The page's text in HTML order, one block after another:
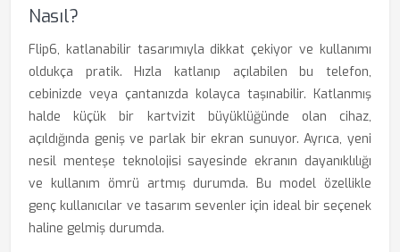
Nasıl?
Flip6, katlanabilir tasarımıyla dikkat çekiyor ve kullanımı
oldukça pratik. Hızla katlanıp açılabilen bu telefon,
cebinizde veya çantanızda kolayca taşınabilir. Katlanmış
halde küçük bir kartvizit büyüklüğünde olan cihaz,
açıldığında geniş ve parlak bir ekran sunuyor. Ayrıca, yeni
nesil menteşe teknolojisi sayesinde ekranın dayanıklılığı
ve kullanım ömrü artmış durumda. Bu model özellikle
genç kullanıcılar ve tasarım sevenler için ideal bir seçenek
haline gelmiş durumda.